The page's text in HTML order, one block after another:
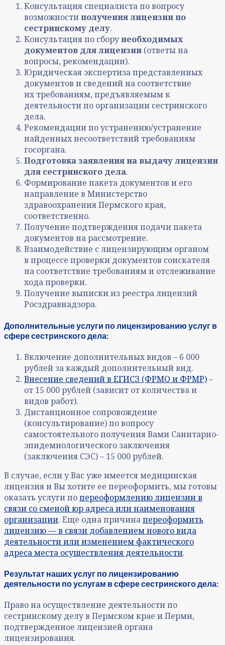
Консультация специалиста по вопросу
возможностиполучения лицензии по
сестринскому делу.
Консультация по сборунеобходимых
документов для лицензии (ответы на
вопросы, рекомендации).
Юридическая экспертиза представленных
документов и сведений на соответствие
их требованиям, предъявляемым к
деятельности по организации сестринского
дела.
Рекомендации по устранению/устранение
найденных несоответствий требованиям
госоргана.
Подготовка заявления на выдачу лицензии
для сестринского дела.
Формирование пакета документов и его
направление в Министерство
здравоохранения Пермского края,
соответственно.
Получение подтверждения подачи пакета
документов на рассмотрение.
Взаимодействие с лицензирующим органом
в процессе проверки документов соискателя
на соответствие требованиям и отслеживание
хода проверки.
Получение выписки из реестра лицензий
Росздравнадзора.
Дополнительные услуги по лицензированию услуг в
сфере сестринского дела:
Включение дополнительных видов – 6 000
рублей за каждый дополнительный вид.
Внесение сведений в ЕГИСЗ (ФРМО и ФРМР)–
от 15 000 рублей (зависит от количества и
видов работ).
Дистанционное сопровождение
(консультирование) по вопросу
самостоятельного получения Вами Санитарно-
эпидемиологического заключения
(заключения СЭС) – 15 000 рублей.
В случае, если у Вас уже имеется медицинская
лицензия и Вы хотите ее переоформить, мы готовы
оказать услуги попереоформлению лицензии в
связи со сменой юр адреса или наименования
организации. Еще одна причинапереоформить
лицензию — в связи добавлением нового вида
деятельности или изменением фактического
адреса места осуществления деятельности.
Результат наших услуг по лицензированию
деятельности по услугам в сфере сестринского дела:
Право на осуществление деятельности по
сестринскому делу в Пермском крае и Перми,
подтвержденное лицензией органа
лицензирования.